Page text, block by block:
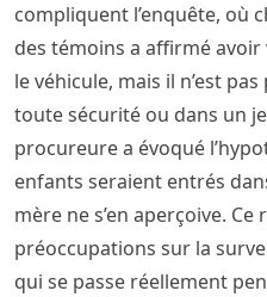
compliquent l’enquête, où
des témoins a affirmé
le véhicule, mais il n’est
toute sécurité ou dans un
procureure a évoqué
enfants seraient entrés
mère ne s’en aperçoive. Ce
préoccupations sur la
qui se passe réellement